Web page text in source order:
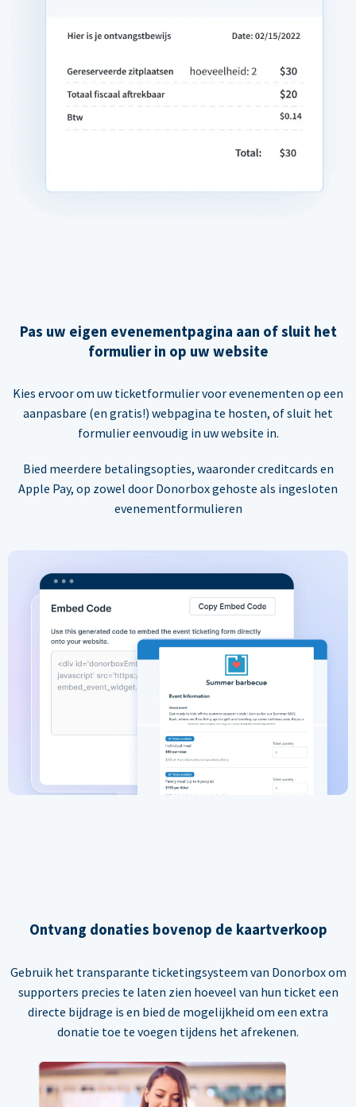
Pas uw eigen evenementpagina aan of sluit het
formulier in op uw website
Kies ervoor om uw ticketformulier voor evenementen op een
aanpasbare (en gratis!) webpagina te hosten, of sluit het
formulier eenvoudig in uw website in.
Bied meerdere betalingsopties, waaronder creditcards en
Apple Pay, op zowel door Donorbox gehoste als ingesloten
evenementformulieren
Ontvang donaties bovenop de kaartverkoop
Gebruik het transparante ticketingsysteem van Donorbox om
supporters precies te laten zien hoeveel van hun ticket een
directe bijdrage is en bied de mogelijkheid om een extra
donatie toe te voegen tijdens het afrekenen.